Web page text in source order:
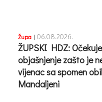
Župa | 06.08.2026.
ŽUPSKI HDZ:
objašnjenje zašto je
vijenac sa spomen
Mandaljeni